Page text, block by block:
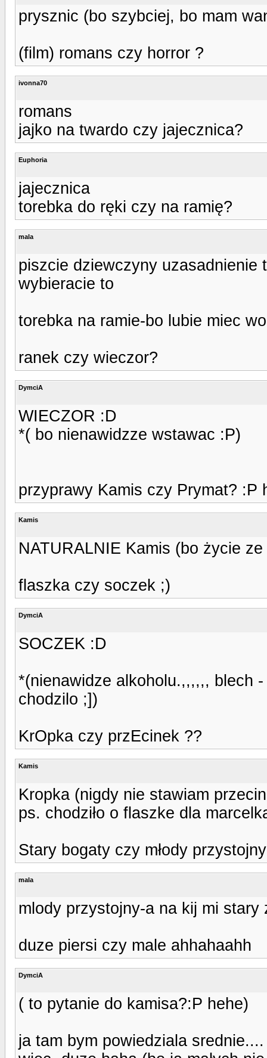
prysznic (bo szybciej, bo mam
(film) romans czy horror ?
ivonna70
romans
jajko na twardo czy jajecznica?
Euphoria
jajecznica
torebka do ręki czy na ramię?
mala
piszcie dziewczyny uzasadnienie
wybieracie to
torebka na ramie-bo lubie miec
ranek czy wieczor?
DymciA
WIECZOR :D
*( bo nienawidzze wstawac :P)
przyprawy Kamis czy Prymat? :P
Kamis
NATURALNIE Kamis (bo życie
flaszka czy soczek ;)
DymciA
SOCZEK :D
*(nienawidze alkoholu.,,,,,, blech
chodzilo ;])
KrOpka czy przEcinek ??
Kamis
Kropka (nigdy nie stawiam
ps. chodziło o flaszke dla
Stary bogaty czy młody
mala
mlody przystojny-a na kij mi
duze piersi czy male ahhahaahh
DymciA
( to pytanie do kamisa?:P hehe)
ja tam bym powiedziala